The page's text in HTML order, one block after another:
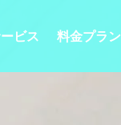
ビス 料金プラン